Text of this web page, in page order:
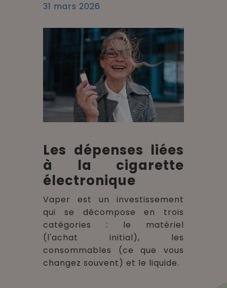
31 mars 2026
Les dépenses liées
à la cigarette
électronique
Vaper est un investissement
qui se décompose en trois
catégories : le matériel
(l'achat initial), les
consommables (ce que vous
changez souvent) et le liquide.